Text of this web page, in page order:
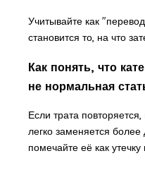
Учитывайте как
становится то, на что
Как понять, что
не нормальная
Если трата
легко заменяется
помечайте её как